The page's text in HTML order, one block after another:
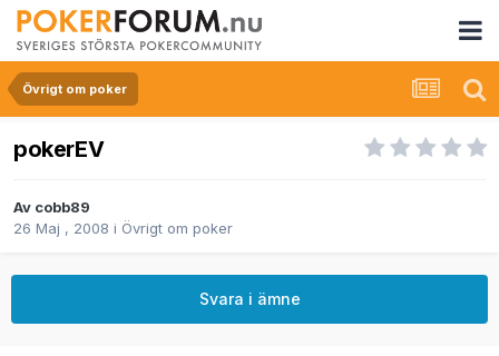
Övrigt om poker
pokerEV
Av cobb89
26 Maj , 2008 i Övrigt om poker
Svara i ämne